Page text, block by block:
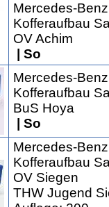
Mercedes-
Kofferaufbau
OV Achim
| So
Mercedes-
Kofferaufbau
BuS Hoya
| So
Mercedes-
Kofferaufbau
OV Siegen
THW Jugend